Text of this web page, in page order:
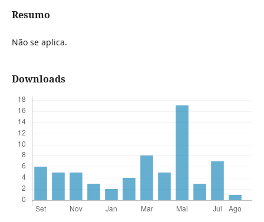
Resumo
Não se aplica.
Downloads